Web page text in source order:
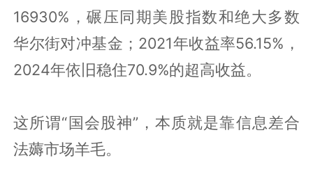
16930%，碾压同期美股指数和绝大多数
华尔街对冲基金；2021年收益率56.15%，
2024年依旧稳住70.9%的超高收益。
这所谓“国会股神”，本质就是靠信息差合
法薅市场羊毛。